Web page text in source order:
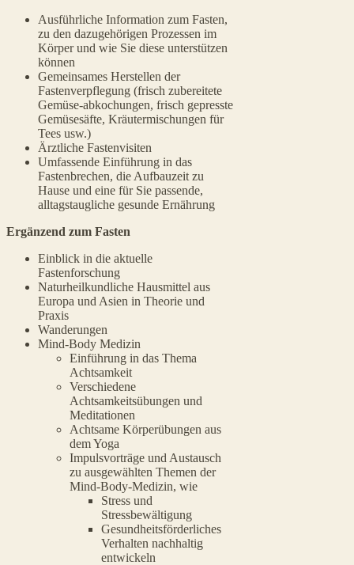
Ausführliche Information zum Fasten,
zu den dazugehörigen Prozessen im
Körper und wie Sie diese unterstützen
können
Gemeinsames Herstellen der
Fastenverpflegung (frisch zubereitete
Gemüse-abkochungen, frisch gepresste
Gemüsesäfte, Kräutermischungen für
Tees usw.)
Ärztliche Fastenvisiten
Umfassende Einführung in das
Fastenbrechen, die Aufbauzeit zu
Hause und eine für Sie passende,
alltagstaugliche gesunde Ernährung
Ergänzend zum Fasten
Einblick in die aktuelle
Fastenforschung
Naturheilkundliche Hausmittel aus
Europa und Asien in Theorie und
Praxis
Wanderungen
Mind-Body Medizin
Einführung in das Thema
Achtsamkeit
Verschiedene
Achtsamkeitsübungen und
Meditationen
Achtsame Körperübungen aus
dem Yoga
Impulsvorträge und Austausch
zu ausgewählten Themen der
Mind-Body-Medizin, wie
Stress und
Stressbewältigung
Gesundheitsförderliches
Verhalten nachhaltig
entwickeln